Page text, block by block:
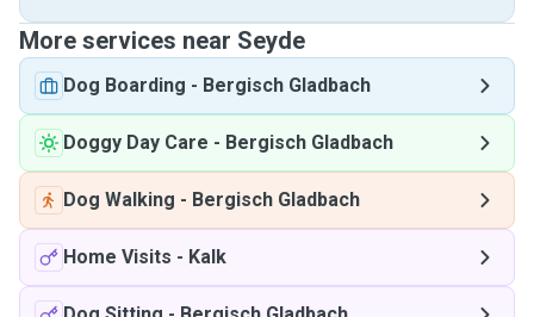
More services near Seyde
Dog Boarding - Bergisch Gladbach
Doggy Day Care - Bergisch Gladbach
Dog Walking - Bergisch Gladbach
Home Visits - Kalk